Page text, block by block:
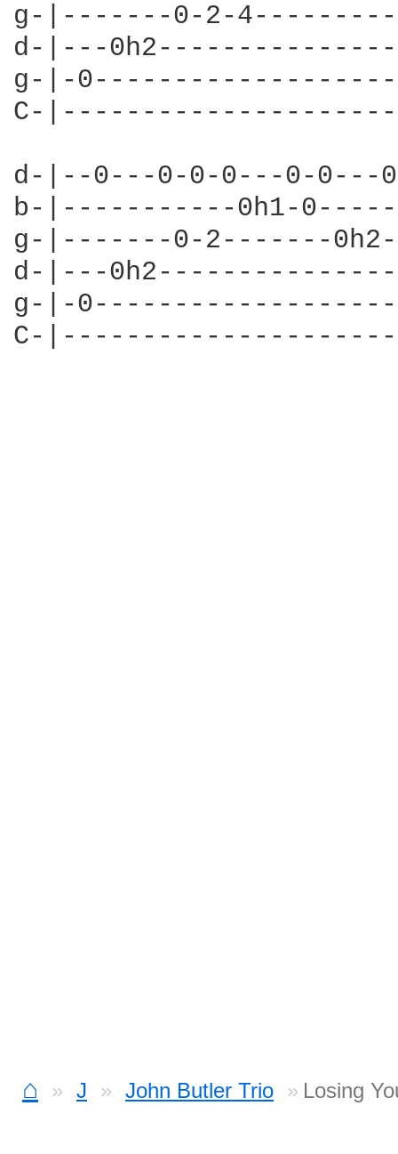
g-|-------0-2-4---------
d-|---
g-|-
C-
d-|--0---0-0-0---0-0---
b-|-----------0h1-
g-|-------0-2-------0h2-
d-|---
g-|-
C-
⌂ J John Butler Trio Losing